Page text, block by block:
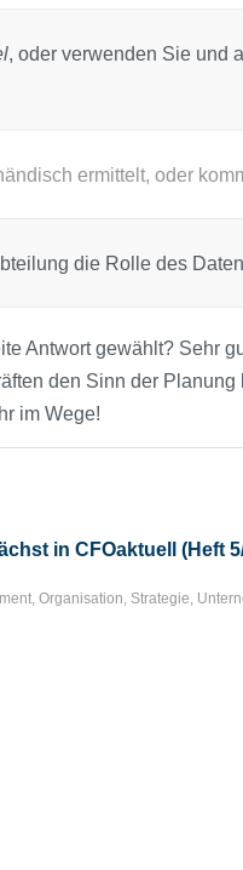
, oder verwenden Sie und
ermittelt, oder
die Rolle des
Antwort gewählt? Sehr
den Sinn der
im Wege!
in CFOaktuell (Heft
Organisation Strategie